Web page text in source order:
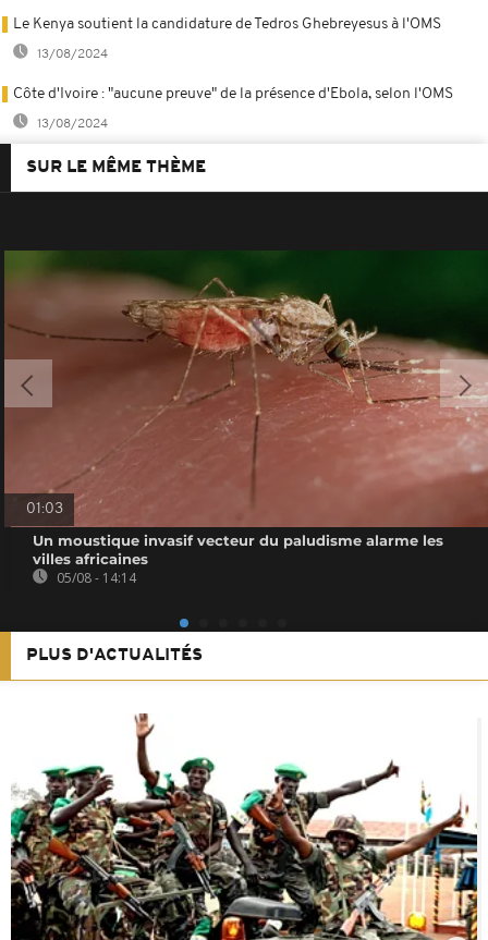
Le Kenya soutient la candidature de Tedros Ghebreyesus à l'OMS
13/08/2024
Côte d'Ivoire : "aucune preuve" de la présence d'Ebola, selon l'OMS
13/08/2024
SUR LE MÊME THÈME
01:03
Un moustique invasif vecteur du paludisme alarme les
villes africaines
05/08 - 14:14
PLUS D'ACTUALITÉS